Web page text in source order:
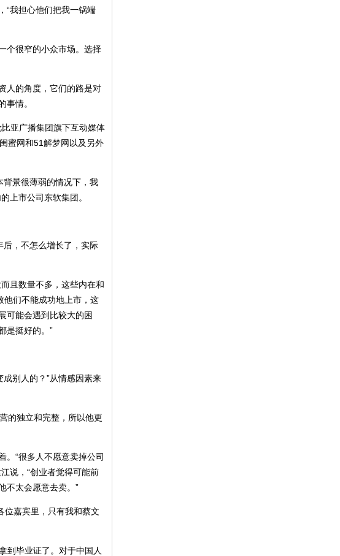
“我担心他们把我一锅端
个很窄的小众市场。选择
人的角度，它们的路是对
事情。
亚广播集团旗下互动媒体
蜜网和51解梦网以及另外
背景很薄弱的情况下，我
上市公司东软集团。
后，不怎么增长了，实际
且数量不多，这些内在和
他们不能成功地上市，这
可能会遇到比较大的困
是挺好的。”
别人的？”从情感因素来
的独立和完整，所以他更
。“很多人不愿意卖掉公司
说，“创业者觉得可能前
不太会愿意去卖。”
位嘉宾里，只有我和蔡文
到毕业证了。对于中国人